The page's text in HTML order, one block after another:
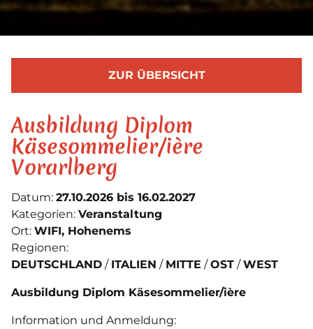
ZUR ÜBERSICHT
Ausbildung Diplom
Käsesommelier/ière
Vorarlberg
Datum: 27.10.2026 bis 16.02.2027
Kategorien: Veranstaltung
Ort: WIFI, Hohenems
Regionen:
DEUTSCHLAND
ITALIEN MITTE OST WEST
Ausbildung Diplom Käsesommelier/ière
Information und Anmeldung: